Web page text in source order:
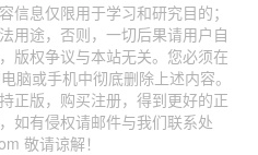
信息仅限用于学习和研究目的；
用途，否则，一切后果请用户自
版权争议与本站无关。您必须在
脑或手机中彻底删除上述内容。
正版，购买注册，得到更好的正
如有侵权请邮件与我们联系处
敬请谅解！